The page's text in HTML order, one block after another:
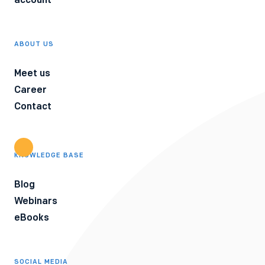
ABOUT US
Meet us
Career
Contact
KNOWLEDGE BASE
Blog
Webinars
eBooks
SOCIAL MEDIA